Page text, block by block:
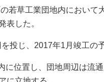
若草工業団地内において
表した。
投じ、2017年1月竣工の予
に位置し、団地周辺は流